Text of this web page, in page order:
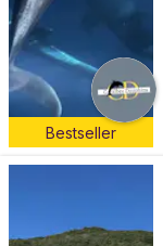
Bestseller